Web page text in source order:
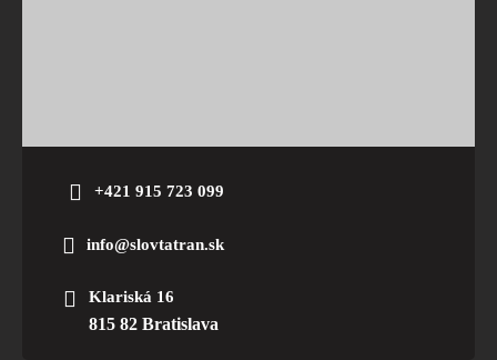
+421 915 723 099
info@slovtatran.sk
Klariská 16
815 82 Bratislava